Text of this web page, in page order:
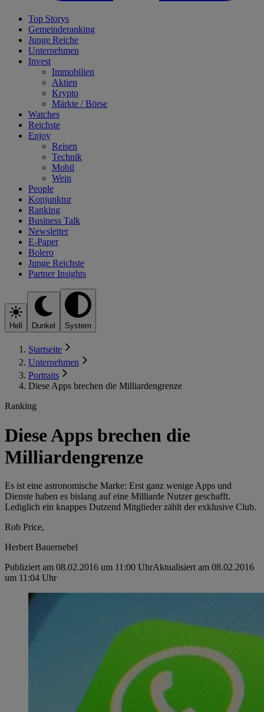
Top Storys
Gemeinderanking
Junge Reiche
Unternehmen
Invest
Immobilien
Aktien
Krypto
Märkte / Börse
Watches
Reichste
Enjoy
Reisen
Technik
Mobil
Wein
People
Konjunktur
Ranking
Business Talk
Newsletter
E-Paper
Bolero
Junge Reichste
Partner Insights
Hell Dunkel System
Startseite
Unternehmen
Portraits
Diese Apps brechen die Milliardengrenze
Ranking
Diese Apps brechen die
Milliardengrenze
Es ist eine astronomische Marke: Erst ganz wenige Apps und
Dienste haben es bislang auf eine Milliarde Nutzer geschafft.
Lediglich ein knappes Dutzend Mitglieder zählt der exklusive Club.
Rob Price,
Herbert Bauernebel
Publiziert am 08.02.2016 um 11:00 UhrAktualisiert am 08.02.2016
um 11:04 Uhr